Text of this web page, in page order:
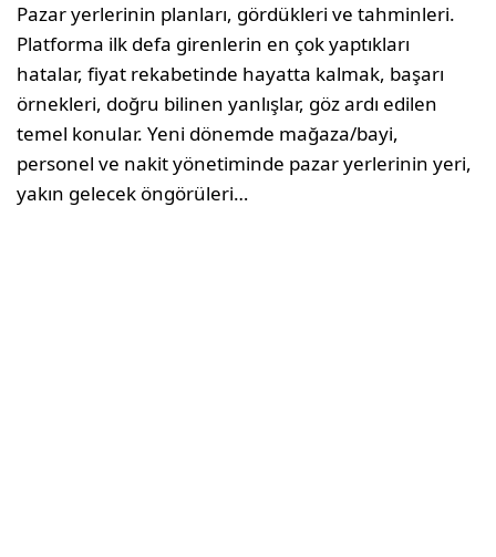
Pazar yerlerinin planları, gördükleri ve tahminleri.
Platforma ilk defa girenlerin en çok yaptıkları
hatalar, fiyat rekabetinde hayatta kalmak, başarı
örnekleri, doğru bilinen yanlışlar, göz ardı edilen
temel konular. Yeni dönemde mağaza/bayi,
personel ve nakit yönetiminde pazar yerlerinin yeri,
yakın gelecek öngörüleri…